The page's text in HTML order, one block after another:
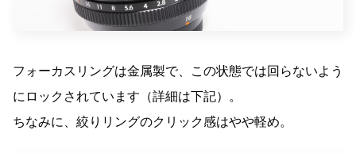
フォーカスリングは金属製で、この状態では回らないよう
にロックされています（詳細は下記）。
ちなみに、絞りリングのクリック感はやや軽め。